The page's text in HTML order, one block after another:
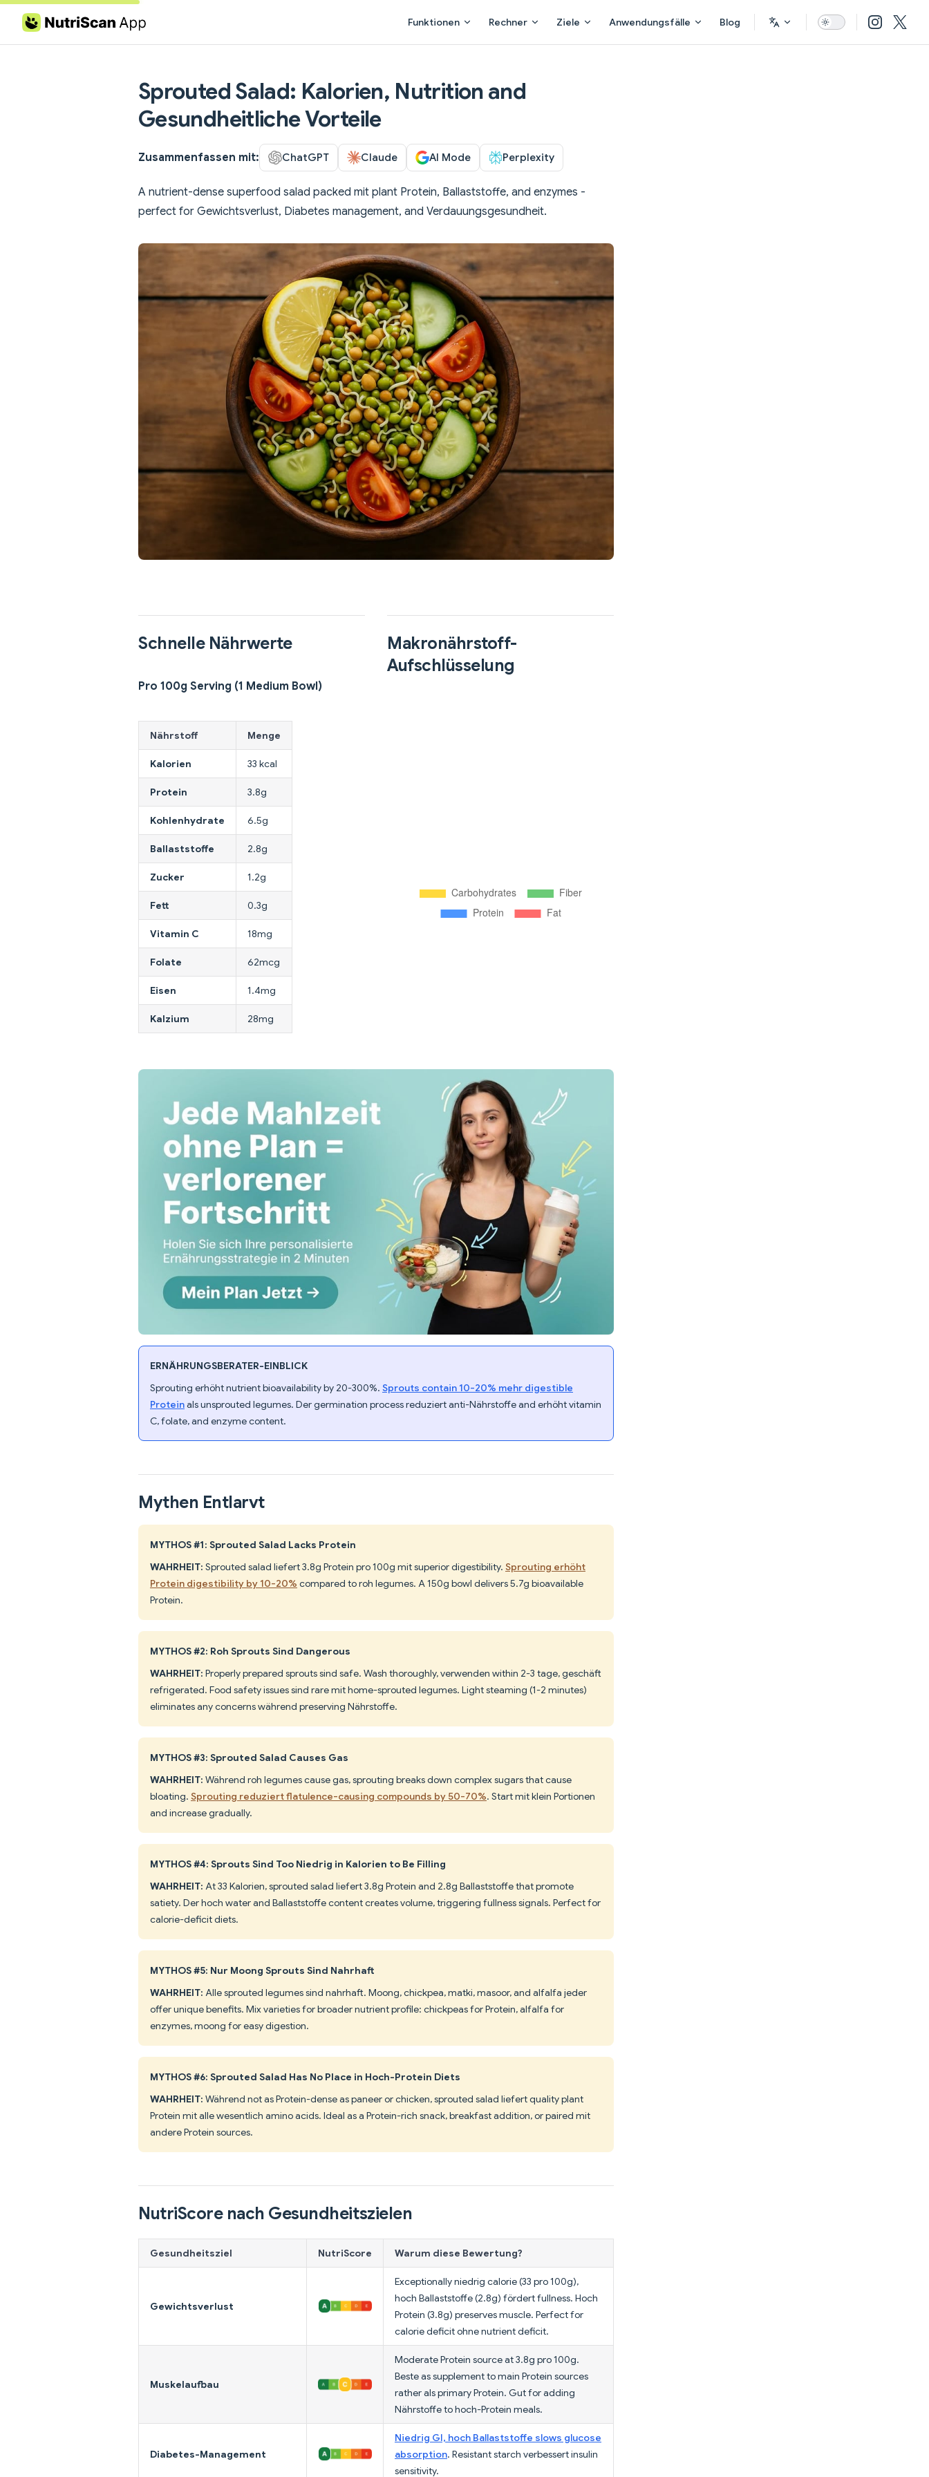
Skip to content Funktionen Rechner Ziele Anwendungsfälle Blog
Sprouted Salad: Kalorien, Nutrition and
Gesundheitliche Vorteile
Zusammenfassen mit: ChatGPT Claude AI Mode Perplexity
A nutrient-dense superfood salad packed mit plant Protein, Ballaststoffe, and enzymes -
perfect for Gewichtsverlust, Diabetes management, and Verdauungsgesundheit.
Schnelle Nährwerte
Pro 100g Serving (1 Medium Bowl)
Nährstoff Menge
Kalorien 33 kcal
Protein 3.8g
Kohlenhydrate 6.5g
Ballaststoffe 2.8g
Zucker 1.2g
Fett 0.3g
Vitamin C 18mg
Folate 62mcg
Eisen 1.4mg
Kalzium 28mg
Makronährstoff-
Aufschlüsselung
ERNÄHRUNGSBERATER-EINBLICK
Sprouting erhöht nutrient bioavailability by 20-300%. Sprouts contain 10-20% mehr digestible
Proteinals unsprouted legumes. Der germination process reduziert anti-Nährstoffe and erhöht vitamin
C, folate, and enzyme content.
Mythen Entlarvt
MYTHOS #1: Sprouted Salad Lacks Protein
WAHRHEIT: Sprouted salad liefert 3.8g Protein pro 100g mit superior digestibility. Sprouting erhöht
Protein digestibility by 10-20% compared to roh legumes. A 150g bowl delivers 5.7g bioavailable
Protein.
MYTHOS #2: Roh Sprouts Sind Dangerous
WAHRHEIT: Properly prepared sprouts sind safe. Wash thoroughly, verwenden within 2-3 tage, geschäft
refrigerated. Food safety issues sind rare mit home-sprouted legumes. Light steaming (1-2 minutes)
eliminates any concerns während preserving Nährstoffe.
MYTHOS #3: Sprouted Salad Causes Gas
WAHRHEIT: Während roh legumes cause gas, sprouting breaks down complex sugars that cause
bloating. Sprouting reduziert flatulence-causing compounds by 50-70%. Start mit klein Portionen
and increase gradually.
MYTHOS #4: Sprouts Sind Too Niedrig in Kalorien to Be Filling
WAHRHEIT: At 33 Kalorien, sprouted salad liefert 3.8g Protein and 2.8g Ballaststoffe that promote
satiety. Der hoch water and Ballaststoffe content creates volume, triggering fullness signals. Perfect for
calorie-deficit diets.
MYTHOS #5: Nur Moong Sprouts Sind Nahrhaft
WAHRHEIT: Alle sprouted legumes sind nahrhaft. Moong, chickpea, matki, masoor, and alfalfa jeder
offer unique benefits. Mix varieties for broader nutrient profile: chickpeas for Protein, alfalfa for
enzymes, moong for easy digestion.
MYTHOS #6: Sprouted Salad Has No Place in Hoch-Protein Diets
WAHRHEIT: Während not as Protein-dense as paneer or chicken, sprouted salad liefert quality plant
Protein mit alle wesentlich amino acids. Ideal as a Protein-rich snack, breakfast addition, or paired mit
andere Protein sources.
NutriScore nach Gesundheitszielen
Gesundheitsziel NutriScore Warum diese Bewertung?
Gewichtsverlust
Exceptionally niedrig calorie (33 pro 100g),
hoch Ballaststoffe (2.8g) fördert fullness. Hoch
Protein (3.8g) preserves muscle. Perfect for
calorie deficit ohne nutrient deficit.
Muskelaufbau
Moderate Protein source at 3.8g pro 100g.
Beste as supplement to main Protein sources
rather als primary Protein. Gut for adding
Nährstoffe to hoch-Protein meals.
Diabetes-Management
Niedrig GI, hoch Ballaststoffe slows glucose
absorption. Resistant starch verbessert insulin
sensitivity.